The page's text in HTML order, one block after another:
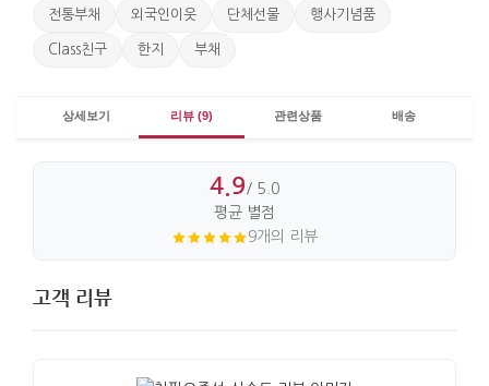
전통부채 외국인이웃 단체선물 행사기념품
Class친구 한지 부채
상세보기 리뷰 (9) 관련상품 배송
4.9/ 5.0
평균 별점
9개의 리뷰
고객 리뷰